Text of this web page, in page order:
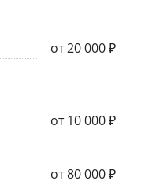
от 20 000 ₽
от 10 000 ₽
от 80 000 ₽